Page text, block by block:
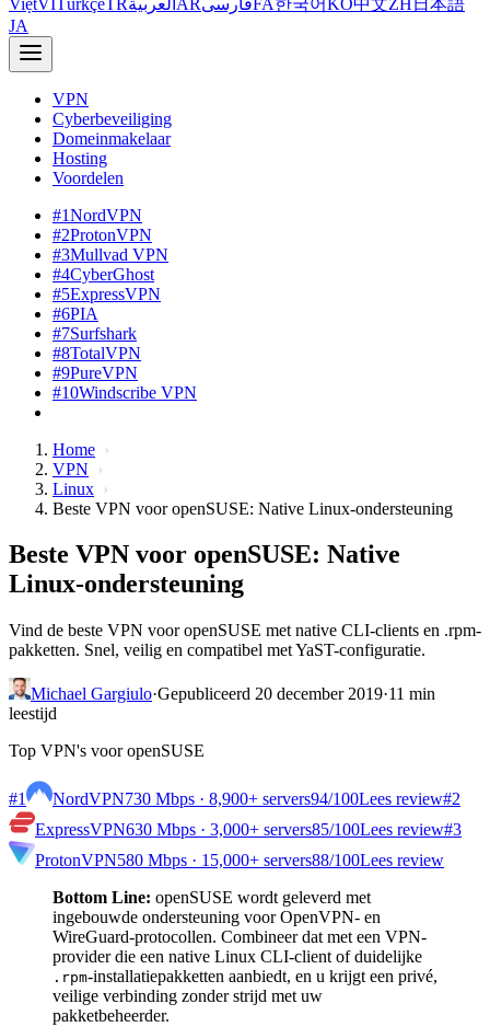
JA
VPN
Cyberbeveiliging
Domeinmakelaar
Hosting
Voordelen
#1NordVPN
#2ProtonVPN
#3Mullvad VPN
#4CyberGhost
#5ExpressVPN
#6PIA
#7Surfshark
#8TotalVPN
#9PureVPN
#10Windscribe VPN
Home
VPN
Linux
Beste VPN voor openSUSE: Native Linux-ondersteuning
Beste VPN voor openSUSE: Native
Linux-ondersteuning
Vind de beste VPN voor openSUSE met native CLI-clients en .rpm-
pakketten. Snel, veilig en compatibel met YaST-configuratie.
Michael Gargiulo·Gepubliceerd 20 december 2019·11 min
leestijd
Top VPN's voor openSUSE
#1 NordVPN730 Mbps · 8,900+ servers94/100Lees review#2
ExpressVPN630 Mbps · 3,000+ servers85/100Lees review#3
ProtonVPN580 Mbps · 15,000+ servers88/100Lees review
Bottom Line: openSUSE wordt geleverd met
ingebouwde ondersteuning voor OpenVPN- en
WireGuard-protocollen. Combineer dat met een VPN-
provider die een native Linux CLI-client of duidelijke
.rpm-installatiepakketten aanbiedt, en u krijgt een privé,
veilige verbinding zonder strijd met uw
pakketbeheerder.